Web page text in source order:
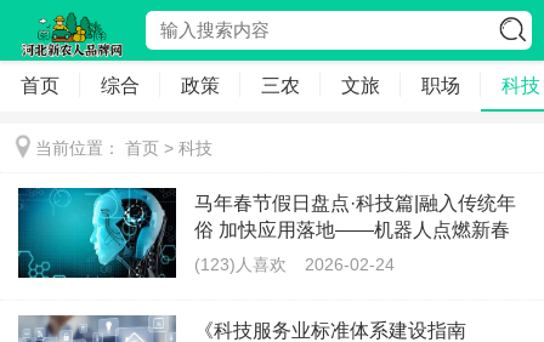
首页 综合 政策 三农 文旅 职场 科技
当前位置： 首页 > 科技
马年春节假日盘点·科技篇|融入传统年
俗 加快应用落地——机器人点燃新春
新体验
(123)人喜欢 2026-02-24
《科技服务业标准体系建设指南